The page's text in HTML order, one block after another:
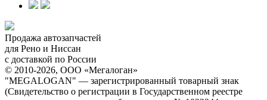
Продажа автозапчастей
для Рено и Ниссан
с доставкой по России
© 2010-2026, ООО «Мегалоган»
"MEGALOGAN" — зарегистрированный товарный знак
(Свидетельство о регистрации в Государственном реестре